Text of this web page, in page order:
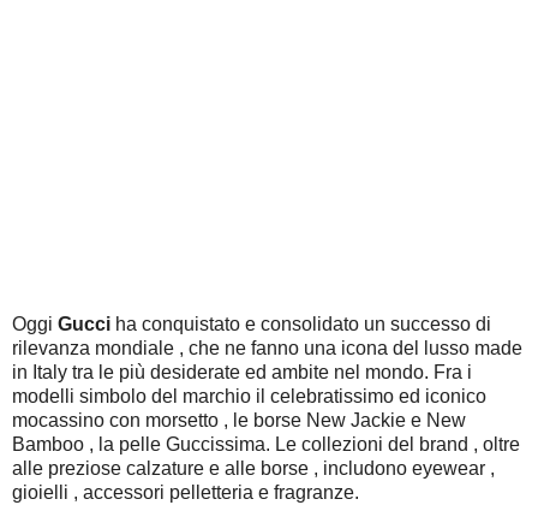
Oggi Gucci ha conquistato e consolidato un successo di
rilevanza mondiale , che ne fanno una icona del lusso made
in Italy tra le più desiderate ed ambite nel mondo. Fra i
modelli simbolo del marchio il celebratissimo ed iconico
mocassino con morsetto , le borse New Jackie e New
Bamboo , la pelle Guccissima. Le collezioni del brand , oltre
alle preziose calzature e alle borse , includono eyewear ,
gioielli , accessori pelletteria e fragranze.